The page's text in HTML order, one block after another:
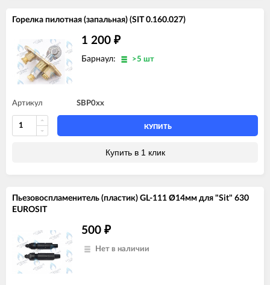
Горелка пилотная (запальная) (SIT 0.160.027)
1 200 ₽
Барнаул: >5 шт
Артикул SBP0xx
КУПИТЬ
Купить в 1 клик
Пьезовоспламенитель (пластик) GL-111 Ø14мм для "Sit" 630
EUROSIT
500 ₽
Нет в наличии